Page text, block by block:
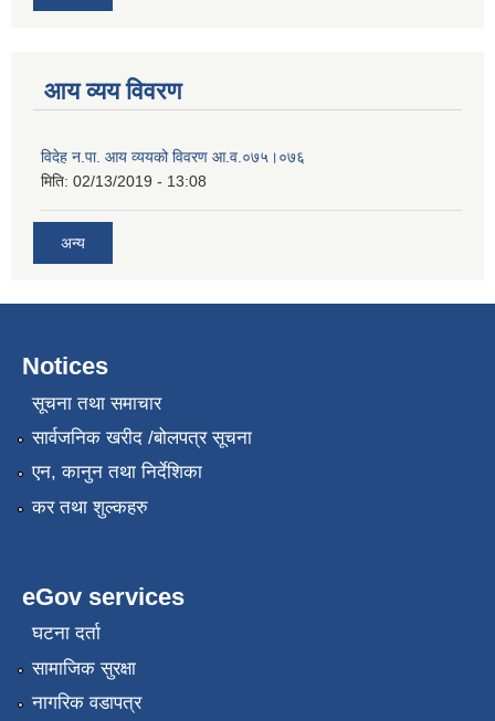
आय व्यय विवरण
विदेह न.पा. आय व्ययको विवरण आ.व.०७५।०७६
मिति: 02/13/2019 - 13:08
अन्य
Notices
सूचना तथा समाचार
सार्वजनिक खरीद /बोलपत्र सूचना
एन, कानुन तथा निर्देशिका
कर तथा शुल्कहरु
eGov services
घटना दर्ता
सामाजिक सुरक्षा
नागरिक वडापत्र